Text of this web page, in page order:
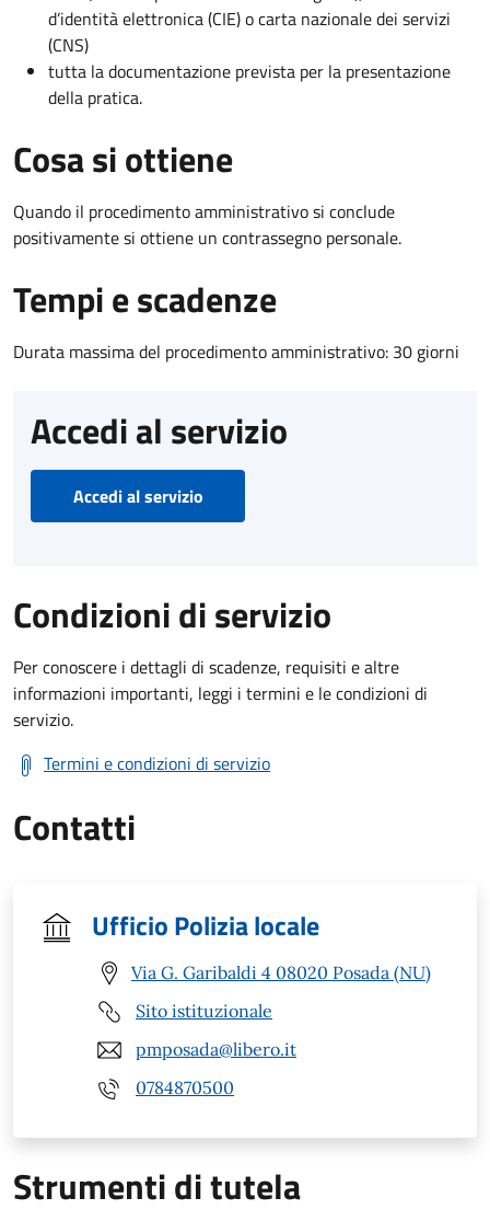
d’identità elettronica (CIE) o carta nazionale dei servizi
(CNS)
tutta la documentazione prevista per la presentazione
della pratica.
Cosa si ottiene
Quando il procedimento amministrativo si conclude
positivamente si ottiene un contrassegno personale.
Tempi e scadenze
Durata massima del procedimento amministrativo: 30 giorni
Accedi al servizio
Accedi al servizio
Condizioni di servizio
Per conoscere i dettagli di scadenze, requisiti e altre
informazioni importanti, leggi i termini e le condizioni di
servizio.
Termini e condizioni di servizio
Contatti
Ufficio Polizia locale
Via G. Garibaldi 4 08020 Posada (NU)
Sito istituzionale
pmposada@libero.it
0784870500
Strumenti di tutela